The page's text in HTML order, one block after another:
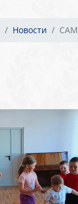
Новости